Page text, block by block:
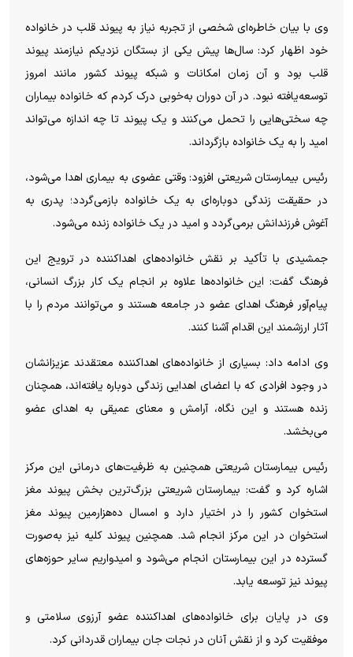
وی با بیان خاطره‌ای شخصی از تجربه نیاز به پیوند قلب در خانواده
خود اظهار کرد: سال‌ها پیش یکی از بستگان نزدیکم نیازمند پیوند
قلب بود و آن زمان امکانات و شبکه پیوند کشور مانند امروز
توسعه‌یافته نبود. در آن دوران به‌خوبی درک کردم که خانواده بیماران
چه سختی‌هایی را تحمل می‌کنند و یک پیوند تا چه اندازه می‌تواند
امید را به یک خانواده بازگرداند.
رئیس بیمارستان شریعتی افزود: وقتی عضوی به بیماری اهدا می‌شود،
در حقیقت زندگی دوباره‌ای به یک خانواده بازمی‌گردد؛ پدری به
آغوش فرزندانش برمی‌گردد و امید در یک خانواده زنده می‌شود.
جمشیدی با تأکید بر نقش خانواده‌های اهداکننده در ترویج این
فرهنگ گفت: این خانواده‌ها علاوه بر انجام یک کار بزرگ انسانی،
پیام‌آور فرهنگ اهدای عضو در جامعه هستند و می‌توانند مردم را با
آثار ارزشمند این اقدام آشنا کنند.
وی ادامه داد: بسیاری از خانواده‌های اهداکننده معتقدند عزیزانشان
در وجود افرادی که با اعضای اهدایی زندگی دوباره یافته‌اند، همچنان
زنده هستند و این نگاه، آرامش و معنای عمیقی به اهدای عضو
می‌بخشد.
رئیس بیمارستان شریعتی همچنین به ظرفیت‌های درمانی این مرکز
اشاره کرد و گفت: بیمارستان شریعتی بزرگ‌ترین بخش پیوند مغز
استخوان کشور را در اختیار دارد و امسال ده‌هزارمین پیوند مغز
استخوان در این مرکز انجام شد. همچنین پیوند کلیه نیز به‌صورت
گسترده در این بیمارستان انجام می‌شود و امیدواریم سایر حوزه‌های
پیوند نیز توسعه یابد.
وی در پایان برای خانواده‌های اهداکننده عضو آرزوی سلامتی و
موفقیت کرد و از نقش آنان در نجات جان بیماران قدردانی کرد.